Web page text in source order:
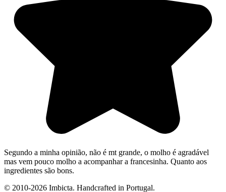
Segundo a minha opinião, não é mt grande, o molho é agradável
mas vem pouco molho a acompanhar a francesinha. Quanto aos
ingredientes são bons.
© 2010-2026 Imbicta. Handcrafted in Portugal.